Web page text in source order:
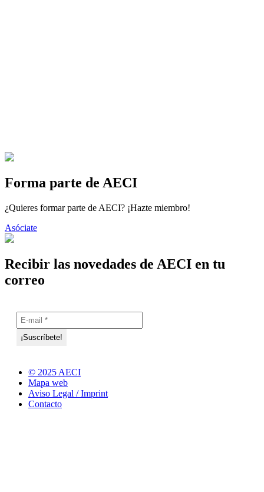
Forma parte de AECI
¿Quieres formar parte de AECI? ¡Hazte miembro!
Asóciate
Recibir las novedades de AECI en tu
correo
© 2025 AECI
Mapa web
Aviso Legal / Imprint
Contacto